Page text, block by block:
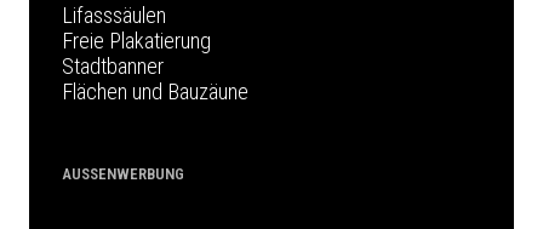
Lifasssäulen
Freie Plakatierung
Stadtbanner
Flächen und Bauzäune
AUSSENWERBUNG